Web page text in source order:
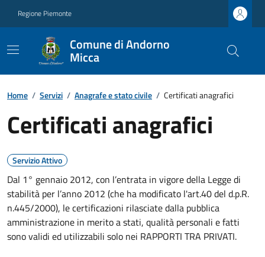
Regione Piemonte
Comune di Andorno
Micca
Home / Servizi / Anagrafe e stato civile / Certificati anagrafici
Certificati anagrafici
Servizio Attivo
Dal 1° gennaio 2012, con l’entrata in vigore della Legge di
stabilità per l’anno 2012 (che ha modificato l'art.40 del d.p.R.
n.445/2000), le certificazioni rilasciate dalla pubblica
amministrazione in merito a stati, qualità personali e fatti
sono validi ed utilizzabili solo nei RAPPORTI TRA PRIVATI.